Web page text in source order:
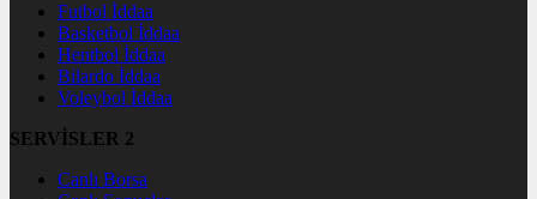
Futbol İddaa
Basketbol İddaa
Hentbol İddaa
Bilardo İddaa
Voleybol İddaa
SERVİSLER 2
Canlı Borsa